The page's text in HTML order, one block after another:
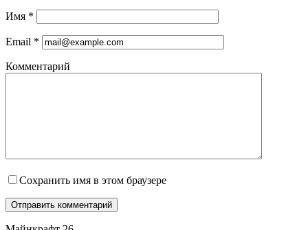
Имя *
Email *
Комментарий
Сохранить имя в этом браузере